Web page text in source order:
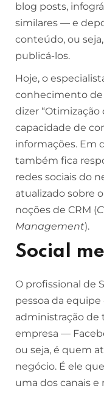
blog posts,
similares — e
conteúdo, ou
publicá-los.
Hoje, o
conhecimento
dizer “Otimização
capacidade de
informações. Em
também fica
redes sociais do
atualizado sobre
noções de CRM (
Management).
Social
O profissional de
pessoa da
administração de
empresa —
ou seja, é quem
negócio. É ele
uma dos canais e